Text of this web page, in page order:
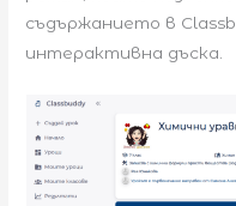
съдържанието в
интерактивна дъска.